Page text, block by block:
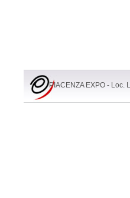
PIACENZA EXPO - Loc.